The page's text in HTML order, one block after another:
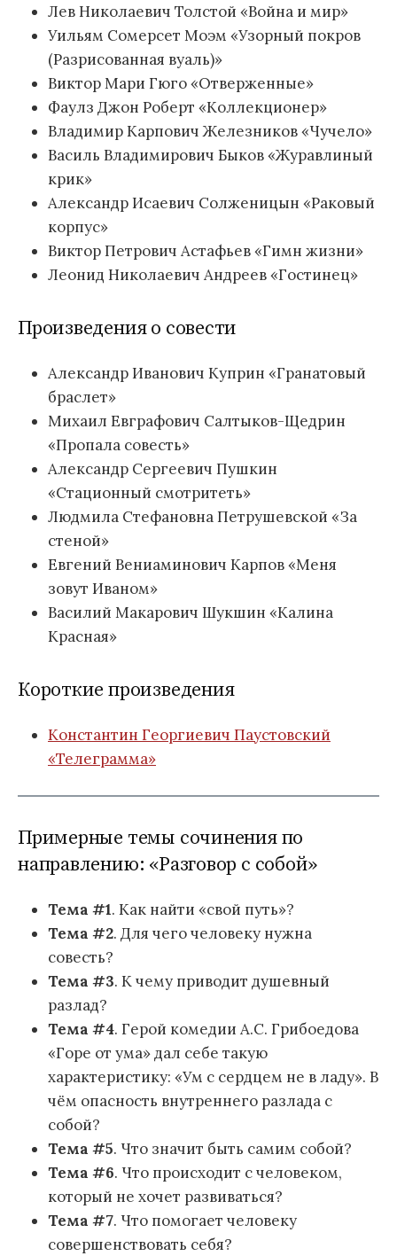
Лев Николаевич Толстой «Война и мир»
Уильям Сомерсет Моэм «Узорный покров
(Разрисованная вуаль)»
Виктор Мари Гюго «Отверженные»
Фаулз Джон Роберт «Коллекционер»
Владимир Карпович Железников «Чучело»
Василь Владимирович Быков «Журавлиный
крик»
Александр Исаевич Солженицын «Раковый
корпус»
Виктор Петрович Астафьев «Гимн жизни»
Леонид Николаевич Андреев «Гостинец»
Произведения о совести
Александр Иванович Куприн «Гранатовый
браслет»
Михаил Евграфович Салтыков-Щедрин
«Пропала совесть»
Александр Сергеевич Пушкин
«Стационный смотритеть»
Людмила Стефановна Петрушевской «За
стеной»
Евгений Вениаминович Карпов «Меня
зовут Иваном»
Василий Макарович Шукшин «Калина
Красная»
Короткие произведения
Константин Георгиевич Паустовский
«Телеграмма»
Примерные темы сочинения по
направлению: «Разговор с собой»
Тема #1. Как найти «свой путь»?
Тема #2. Для чего человеку нужна
совесть?
Тема #3. К чему приводит душевный
разлад?
Тема #4. Герой комедии А.С. Грибоедова
«Горе от ума» дал себе такую
характеристику: «Ум с сердцем не в ладу». В
чём опасность внутреннего разлада с
собой?
Тема #5. Что значит быть самим собой?
Тема #6. Что происходит с человеком,
который не хочет развиваться?
Тема #7. Что помогает человеку
совершенствовать себя?